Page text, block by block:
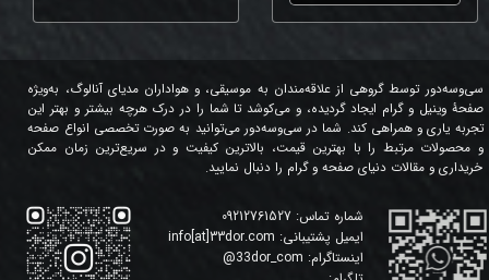
شماره تماس:
ایمیل پشتیبانی: info[at]33dor.com
اینستاگرام: 33dor_com
@
سی‌وسه‌دور توسط گروهی از علاقه‌مندان به موسیقی، و هواداران مدیای آنالوگ، به‌ویژه
صفحۀ وینیل و گرام ایجاد گردیده، و می‌کوشد تا شما را در درک هرچه بیشتر و بهتر این
تجربه یاری و همراهی کند. شما در سی‌وسه‌دور می‌توانید به صورت تخصصی انواع صفحه
و محصولات مرتبط را با بهترین قیمت، بالاترین کیفیت و در سریع‌ترین زمان ممکن
خریداری و مقالات دنیای صفحه و گرام را دنبال نمایید.